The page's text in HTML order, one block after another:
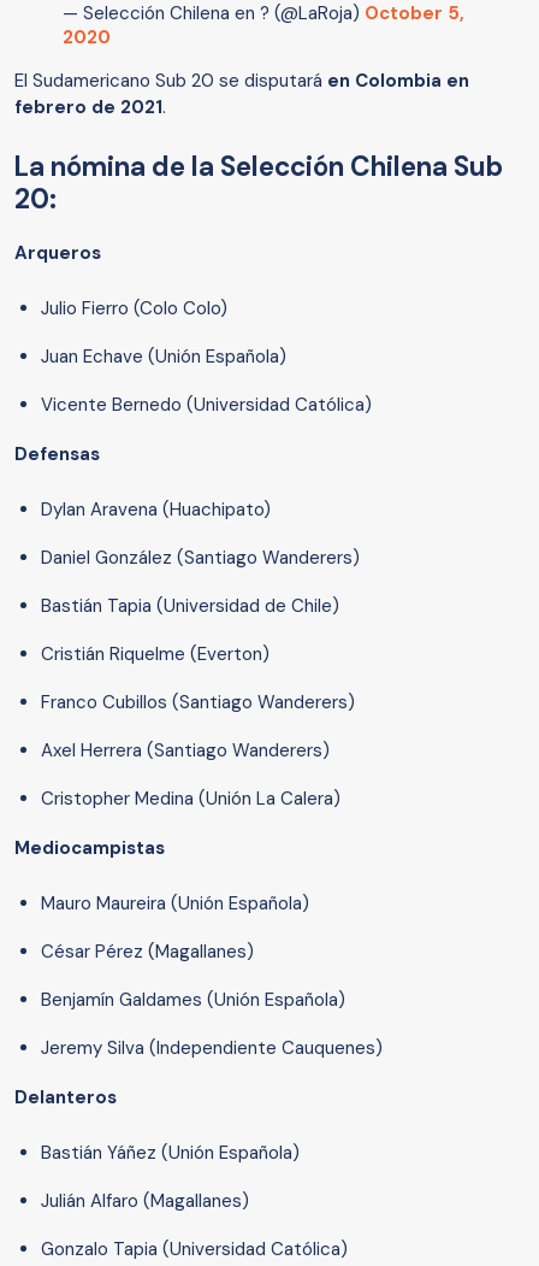
— Selección Chilena en ? (@LaRoja) October 5,
2020
El Sudamericano Sub 20 se disputará en Colombia en
febrero de 2021.
La nómina de la Selección Chilena Sub
20:
Arqueros
Julio Fierro (Colo Colo)
Juan Echave (Unión Española)
Vicente Bernedo (Universidad Católica)
Defensas
Dylan Aravena (Huachipato)
Daniel González (Santiago Wanderers)
Bastián Tapia (Universidad de Chile)
Cristián Riquelme (Everton)
Franco Cubillos (Santiago Wanderers)
Axel Herrera (Santiago Wanderers)
Cristopher Medina (Unión La Calera)
Mediocampistas
Mauro Maureira (Unión Española)
César Pérez (Magallanes)
Benjamín Galdames (Unión Española)
Jeremy Silva (Independiente Cauquenes)
Delanteros
Bastián Yáñez (Unión Española)
Julián Alfaro (Magallanes)
Gonzalo Tapia (Universidad Católica)